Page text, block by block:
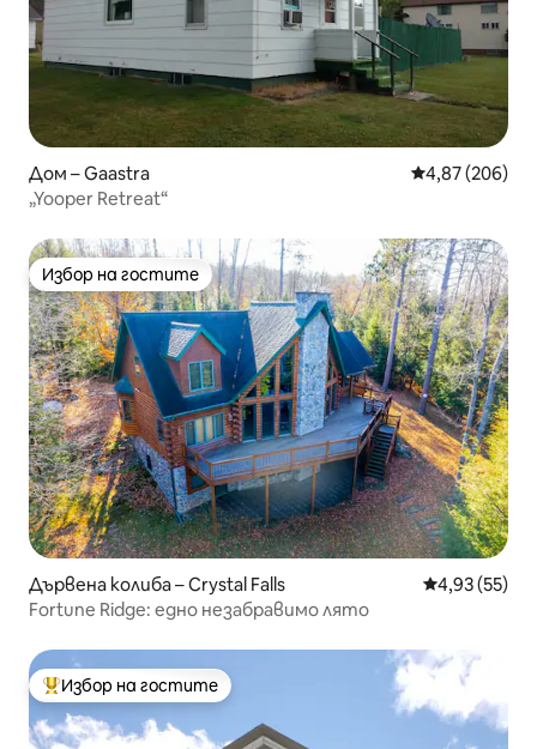
Дом – Gaastra Средна
4,87 (206)
„Yooper Retreat“
Избор на гостите
Избор на гостите
Дървена колиба – Crystal Falls Средна
4,93 (55)
Fortune Ridge: едно незабравимо лято
Най-популярен избор на гостите
Избор на гостите